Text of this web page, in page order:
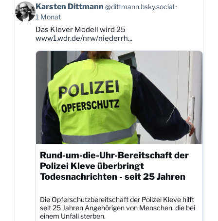
Beitrag
von
Karsten
Dittmann
Bluesky
Karsten Dittmann @dittmann.bsky.social
1 Monat
Das Klever Modell wird 25
www1.wdr.de/nrw/niederrh...
Rund-um-die-Uhr-Bereitschaft der
Polizei Kleve überbringt
Todesnachrichten - seit 25 Jahren
Die Opferschutzbereitschaft der Polizei Kleve hilft
seit 25 Jahren Angehörigen von Menschen, die bei
einem Unfall sterben.